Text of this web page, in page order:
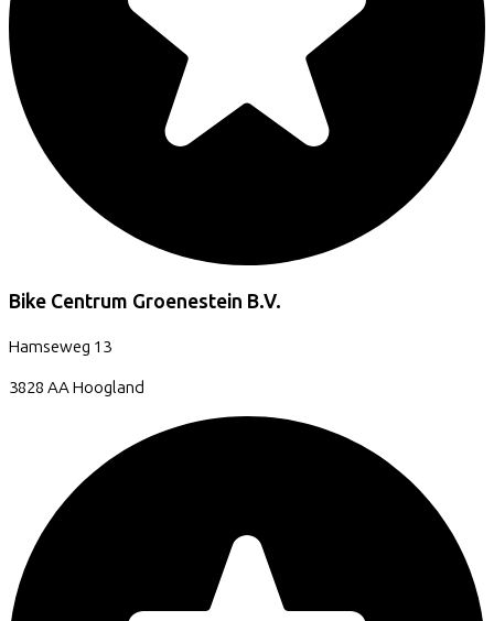
Bike Centrum Groenestein B.V.
Hamseweg 13
3828 AAHoogland